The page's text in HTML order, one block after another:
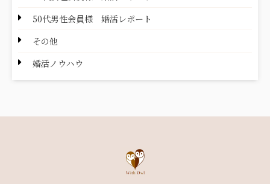
50代男性会員様 婚活レポート
その他
婚活ノウハウ